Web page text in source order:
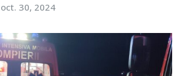
oct. 30, 2024